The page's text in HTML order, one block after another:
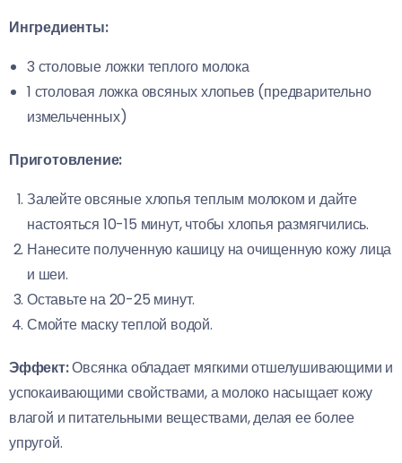
Ингредиенты:
3 столовые ложки теплого молока
1 столовая ложка овсяных хлопьев (предварительно
измельченных)
Приготовление:
Залейте овсяные хлопья теплым молоком и дайте
настояться 10-15 минут, чтобы хлопья размягчились.
Нанесите полученную кашицу на очищенную кожу лица
и шеи.
Оставьте на 20-25 минут.
Смойте маску теплой водой.
Эффект:Овсянка обладает мягкими отшелушивающими и
успокаивающими свойствами, а молоко насыщает кожу
влагой и питательными веществами, делая ее более
упругой.